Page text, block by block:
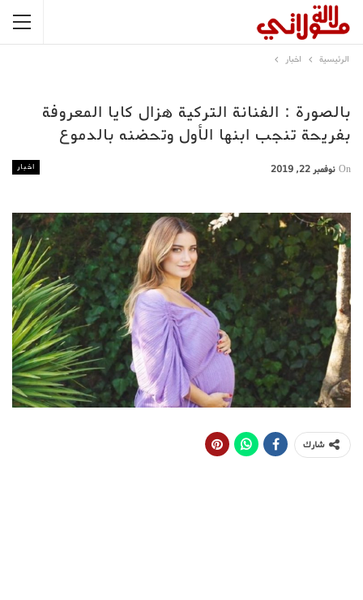
الرئيسية اخبار
بالصورة : الفنانة التركية هزال كايا المعروفة
بفريحة تنجب ابنها الأول وتحضنه بالدموع
اخبار On نوفمبر 22, 2019
شارك